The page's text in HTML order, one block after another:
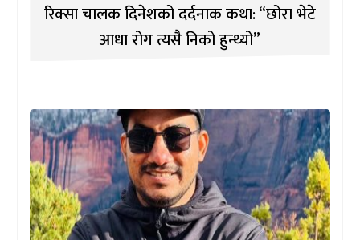
रिक्सा चालक दिनेशको दर्दनाक कथा: “छोरा भेटे
आधा रोग त्यसै निको हुन्थ्यो”